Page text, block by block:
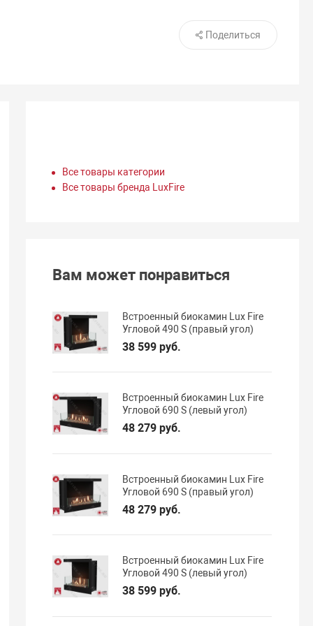
Поделиться
Все товары категории
Все товары бренда LuxFire
Вам может понравиться
Встроенный биокамин Lux Fire
Угловой 490 S (правый угол)
38 599 руб.
Встроенный биокамин Lux Fire
Угловой 690 S (левый угол)
48 279 руб.
Встроенный биокамин Lux Fire
Угловой 690 S (правый угол)
48 279 руб.
Встроенный биокамин Lux Fire
Угловой 490 S (левый угол)
38 599 руб.